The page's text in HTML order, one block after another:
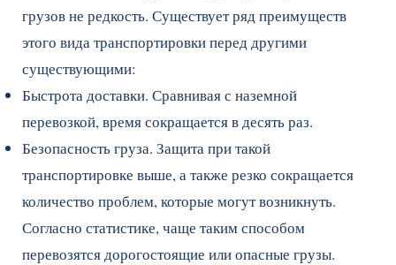
грузов не редкость. Существует ряд преимуществ
этого вида транспортировки перед другими
существующими:
Быстрота доставки. Сравнивая с наземной
перевозкой, время сокращается в десять раз.
Безопасность груза. Защита при такой
транспортировке выше, а также резко сокращается
количество проблем, которые могут возникнуть.
Согласно статистике, чаще таким способом
перевозятся дорогостоящие или опасные грузы.